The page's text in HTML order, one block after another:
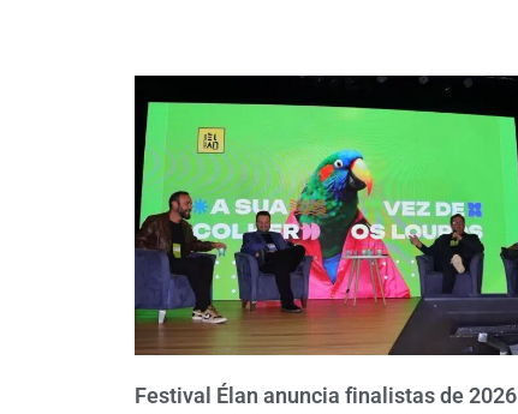
Festival Élan anuncia finalistas de 2026